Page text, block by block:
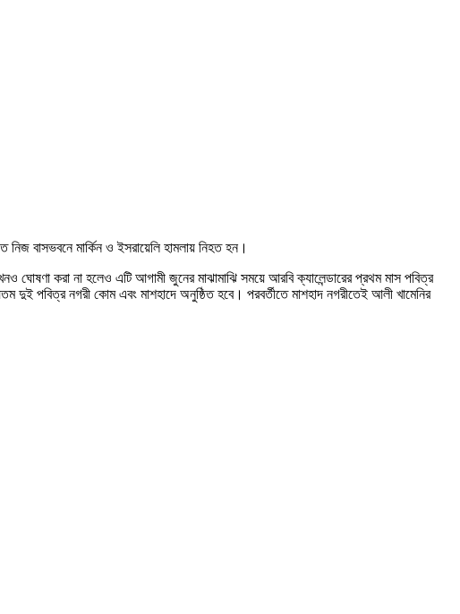
বাসভবনে মার্কিন ও ইসরায়েলি হামলায় নিহত হন।
ঘোষণা করা না হলেও এটি আগামী জুনের মাঝামাঝি সময়ে আরবি ক্যালেন্ডারের প্রথম মাস পবিত্র
দুই পবিত্র নগরী কোম এবং মাশহাদে অনুষ্ঠিত হবে। পরবর্তীতে মাশহাদ নগরীতেই আলী খামেনির